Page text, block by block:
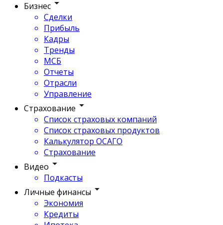
Бизнес
Сделки
Прибыль
Кадры
Тренды
МСБ
Отчеты
Отрасли
Управление
Страхование
Список страховых компаний
Список страховых продуктов
Калькулятор ОСАГО
Страхование
Видео
Подкасты
Личные финансы
Экономия
Кредиты